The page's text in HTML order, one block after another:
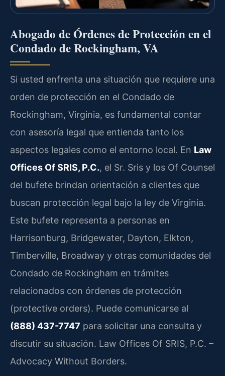
Abogado de Órdenes de Protección en el
Condado de Rockingham, VA
Si usted enfrenta una situación que requiere una
orden de protección en el Condado de
Rockingham, Virginia, es fundamental contar
con asesoría legal que entienda tanto los
aspectos legales como el entorno local. En Law
Offices Of SRIS, P.C., el Sr. Sris y los Of Counsel
del bufete brindan orientación a clientes que
buscan protección legal bajo la ley de Virginia.
Este bufete representa a personas en
Harrisonburg, Bridgewater, Dayton, Elkton,
Timberville, Broadway y otras comunidades del
Condado de Rockingham en trámites
relacionados con órdenes de protección
(protective orders). Puede comunicarse al
(888) 437-7747 para solicitar una consulta y
discutir su situación. Law Offices Of SRIS, P.C. –
Advocacy Without Borders.